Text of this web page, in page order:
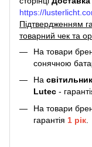
https://
Підтвердженням
товарний чек та
На товари
сонячною
На
Lutec -
На товари
гарантія 1 рік